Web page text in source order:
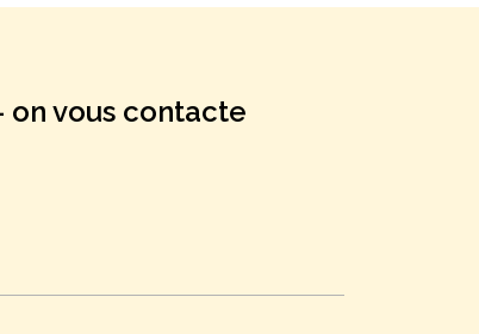
on vous contacte